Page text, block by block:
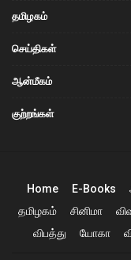
தமிழகம்
செய்திகள்
ஆன்மீகம்
குற்றங்கள்
Home E-Books
தமிழகம்
சினிமா
விபத்து
யோகா